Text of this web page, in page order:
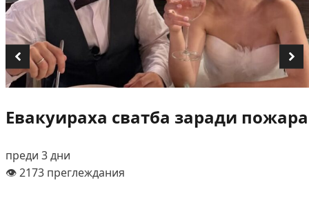
Евакуираха сватба заради
преди 3 дни
👁️ 2173 преглеждания